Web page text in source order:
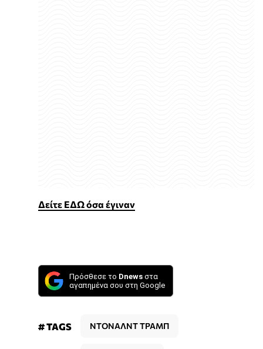
Δείτε ΕΔΩ όσα έγιναν
Πρόσθεσε το Dnews στα
αγαπημένα σου στη Google
# TAGS ΝΤΟΝΑΛΝΤ ΤΡΑΜΠ